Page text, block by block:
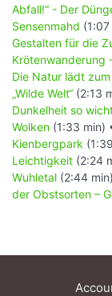
Abfall!“ - Der
Sensenmahd (1:07
Gestalten für die
Krötenwanderung
Die Natur lädt
„Wilde Welt“ (2:13
Dunkelheit so
Wolken (1:33 min)
Kienbergpark
Leichtigkeit (2:24
Wuhletal (2:44
der Obstsorten –